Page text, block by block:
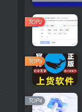
TOP2
TOP3
TOP4